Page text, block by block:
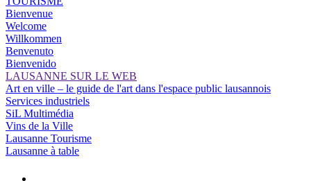
Bienvenue
Welcome
Willkommen
Benvenuto
Bienvenido
LAUSANNE SUR LE WEB
Art en ville – le guide de l'art dans l'espace public lausannois
Services industriels
SiL Multimédia
Vins de la Ville
Lausanne Tourisme
Lausanne à table